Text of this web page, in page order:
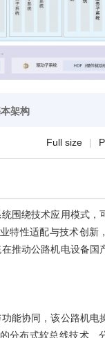
架构
Full size |
围绕技术应用模式，
特性适配与技术创新
推动公路机电设备国
能协同，该公路机电
分布式软总线技术、